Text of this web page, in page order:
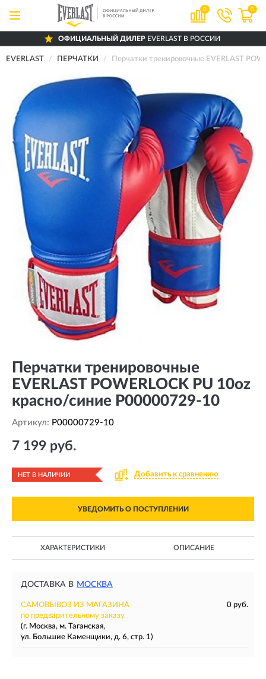
0 0
ОФИЦИАЛЬНЫЙ ДИЛЕР EVERLAST В РОССИИ
EVERLAST ПЕРЧАТКИ Перчатки тренировочные EVERLAST
Перчатки тренировочные
EVERLAST POWERLOCK PU 10oz
красно/синие P00000729-10
Артикул: P00000729-10
7 199 руб.
НЕТ В НАЛИЧИИ Добавить к сравнению
УВЕДОМИТЬ О ПОСТУПЛЕНИИ
ХАРАКТЕРИСТИКИ ОПИСАНИЕ
ДОСТАВКА В МОСКВА
САМОВЫВОЗ ИЗ МАГАЗИНА
0 руб.
по предварительному заказу
(г. Москва, м. Таганская,
ул. Большие Каменщики, д. 6, стр. 1)